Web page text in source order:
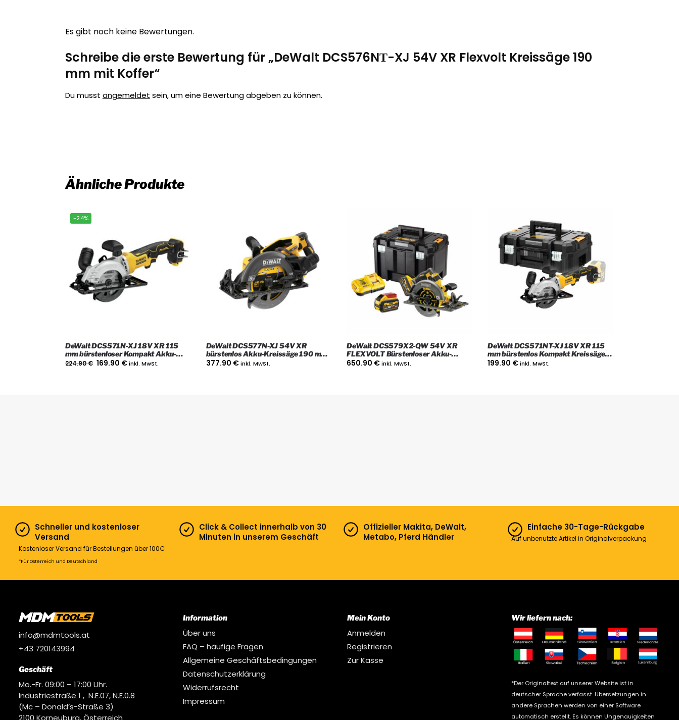
Es gibt noch keine Bewertungen.
Schreibe die erste Bewertung für „DeWalt DCS576NТ-XJ 54V XR Flexvolt Kreissäge 190
mm mit Koffer“
Du musst angemeldet sein, um eine Bewertung abgeben zu können.
Ähnliche Produkte
-24%
DeWalt DCS571N-XJ 18V XR 115
mm bürstenloser Kompakt Akku-
Kreissäge, Nur das Gerät
224.90€ 169.90 €inkl. MwSt.
DeWalt DCS577N-XJ 54V XR
bürstenlos Akku-Kreissäge 190 mm,
nur das Gerät
377.90 € inkl. MwSt.
DeWalt DCS579X2-QW 54V XR
FLEXVOLT Bürstenloser Akku-
Handkreissäge mit 2x 9Ah Akkus,
650.90 € inkl. MwSt.
DeWalt DCS571NT-XJ 18V XR 115
mm bürstenlos Kompakt Kreissäge
mit Koffer
199.90 €inkl. MwSt.
Schneller und kostenloser
Versand
Kostenloser Versand für Bestellungen über 100€
*Für Österreich und Deutschland
Click & Collect innerhalb von 30
Minuten in unserem Geschäft
Offizieller Makita, DeWalt,
Metabo, Pferd Händler
Einfache 30-Tage-Rückgabe
Auf unbenutzte Artikel in Originalverpackung
info@mdmtools.at
+43 720143994
Geschäft
Mo.-Fr. 09:00 – 17:00 Uhr.
Industriestraße 1 , N.E.07, N.E.0.8
(Mc – Donald’s-Straße 3)
2100 Korneuburg, Österreich
Information
Über uns
FAQ – häufige Fragen
Allgemeine Geschäftsbedingungen
Datenschutzerklärung
Widerrufsrecht
Impressum
Mein Konto
Anmelden
Registrieren
Zur Kasse
Wir liefern nach:
*Der Originaltext auf unserer Website ist in
deutscher Sprache verfasst. Übersetzungen in
andere Sprachen werden von einer Software
automatisch erstellt. Es können Ungenauigkeiten